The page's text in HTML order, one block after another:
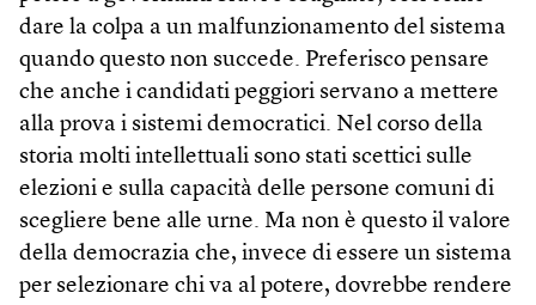
dare la colpa a un malfunzionamento del sistema
quando questo non succede. Preferisco pensare
che anche i candidati peggiori servano a mettere
alla prova i sistemi democratici. Nel corso della
storia molti intellettuali sono stati scettici sulle
elezioni e sulla capacità delle persone comuni di
scegliere bene alle urne. Ma non è questo il valore
della democrazia che, invece di essere un sistema
per selezionare chi va al potere, dovrebbe rendere